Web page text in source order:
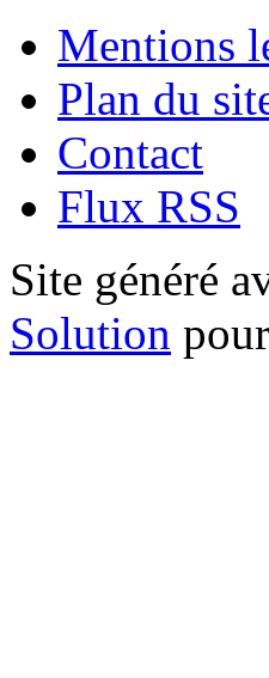
Mentions
Plan du
Contact
Flux RSS
Site généré
Solution